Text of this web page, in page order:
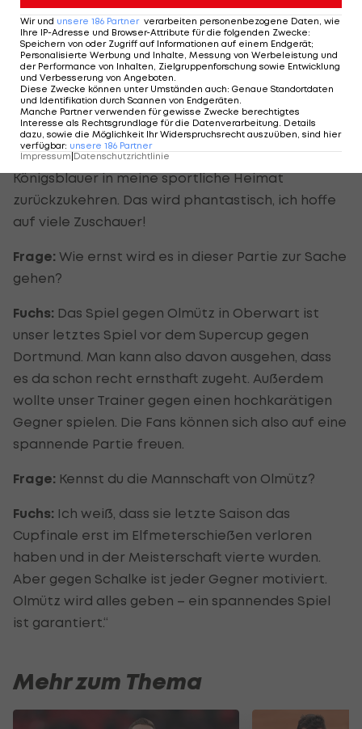
Frage:Zum Abschluss steht ein Spiel gegen
Olmütz auf dem Programm, wie beurteilst du
dieses Spiel im Vorfeld?
Fuchs:Ich freue mich auf das Spiel. Ich hoffe, dass
viele Freunde und Bekannte mit dabei sind. Für
mich ist es schon etwas ganz Besonderes, als
Königsblauer in meine sportliche Heimat
zurückzukehren. Das wird phantastisch, ich hoffe
auf viele Zuschauer!
Frage: Wie ernst wird es in dieser Partie zur Sache
gehen?
Fuchs: Das Spiel gegen Olmütz in Oberwart ist
unser letztes Spiel vor dem Supercup gegen
Dortmund. Man kann also davon ausgehen, dass
es da schon recht ernsthaft zugeht. Außerdem
wollte unser Trainer gegen einen hochkarätigen
Gegner spielen. Die Fans können sich also auf eine
spannende Partie freuen.
Frage: Kennst du die Mannschaft von Olmütz?
Fuchs: Ich weiß, dass sie letzte Saison das
Cupfinale erst im Elfmeterschießen verloren
haben und in der Meisterschaft vierte wurden.
Aber gegen Schalke ist jeder Gegner motiviert.
Olmütz wird alles geben – ein spannendes Spiel
ist garantiert.“
Mehr zum Thema
Wir und unsere 186 Partner verarbeiten personenbezogene Daten, wie
Ihre IP-Adresse und Browser-Attribute für die folgenden Zwecke:
Speichern von oder Zugriff auf Informationen auf einem Endgerät;
Personalisierte Werbung und Inhalte, Messung von Werbeleistung und
der Performance von Inhalten, Zielgruppenforschung sowie Entwicklung
und Verbesserung von Angeboten
Diese Zwecke können unter Umständen auch: Genaue Standortdaten
und Identifikation durch Scannen von Endgeräten
Manche Partner verwenden für gewisse Zwecke berechtigtes
Interesse als Rechtsgrundlage für die Datenverarbeitung. Details
dazu, sowie die Möglichkeit Ihr Widerspruchsrecht auszuüben, sind hier
verfügbar: unsere 186 Partner
Impressum|Datenschutzrichtlinie